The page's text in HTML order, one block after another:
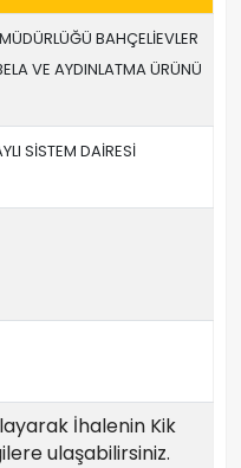
BAHÇELİEVLER
VE AYDINLATMA ÜRÜNÜ
SİSTEM DAİRESİ
İhalenin Kik
ulaşabilirsiniz.